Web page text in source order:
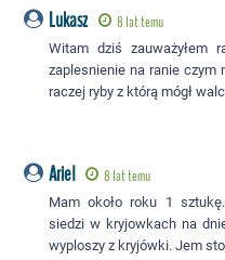
Lukasz 8 lat temu
Witam dziś zauważyłem
zaplesnienie na ranie czym
raczej ryby z którą mógł
Ariel 8 lat temu
Mam około roku 1
siedzi w kryjowkach na
wyploszy z kryjówki. Jem